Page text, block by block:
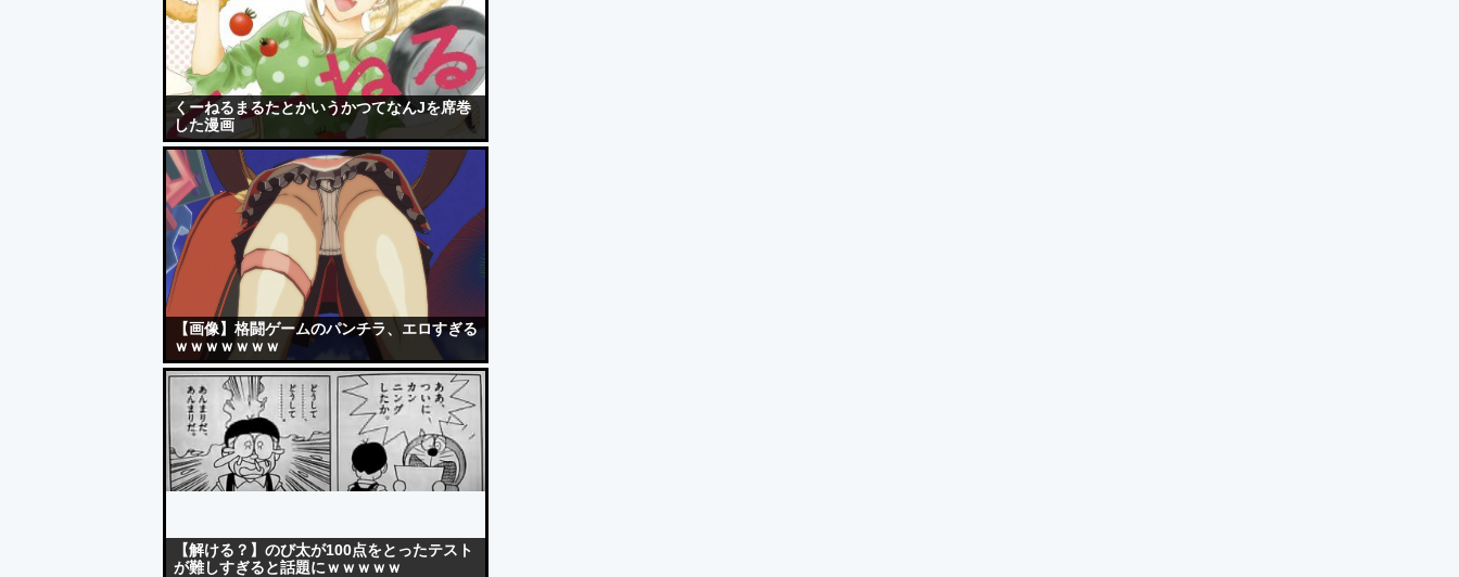
くーねるまるたとかいうかつてなんJを席巻
した漫画
【画像】格闘ゲームのパンチラ、エロすぎる
ｗｗｗｗｗｗｗ
【解ける？】のび太が100点をとったテスト
が難しすぎると話題にｗｗｗｗｗ